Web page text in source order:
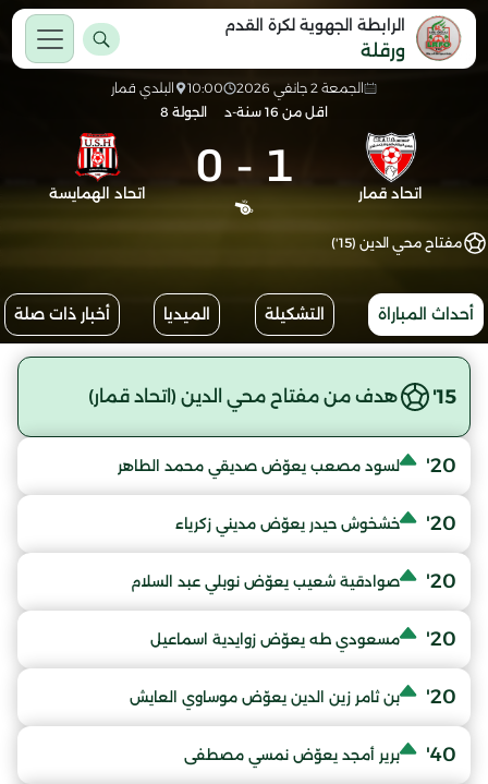
الرابطة الجهوية لكرة القدم
ورقلة
الجمعة 2 جانفي 2026 10:00
البلدي قمار
اقل من 16 سنة-د
الجولة 8
اتحاد قمار 1
-
0 اتحاد الهمايسة
مفتاح محي الدين (15')
أحداث المباراة التشكيلة الميديا أخبار ذات صلة
15' هدف من مفتاح محي الدين (اتحاد قمار)
20' لسود مصعب يعوّض صديقي محمد الطاهر
20' خشخوش حيدر يعوّض مديني زكرياء
20' صوادقية شعيب يعوّض نوبلي عبد السلام
20' مسعودي طه يعوّض زوايدية اسماعيل
20' بن ثامر زين الدين يعوّض موساوي العايش
40' برير أمجد يعوّض نمسي مصطفى